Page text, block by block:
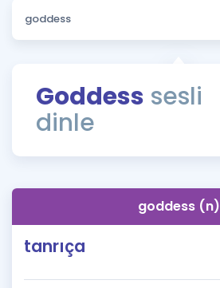
Sözlük
Rehberlik Aracı
ÖSYM Sınav Takvimi
İngilizce Gramer
Hakkımızda
Goddess sesli
dinle
goddess (n)
tanrıça